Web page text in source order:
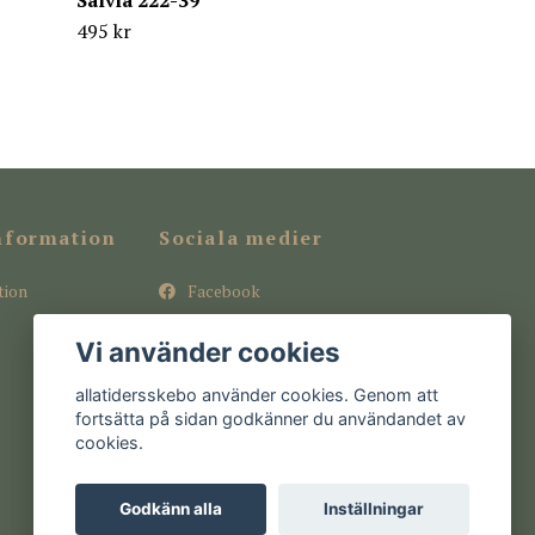
495 kr
Sociala medier
Facebook
Pinterest
Vi använder cookies
allatidersskebo använder cookies. Genom att
fortsätta på sidan godkänner du användandet av
cookies.
Godkänn alla Inställningar